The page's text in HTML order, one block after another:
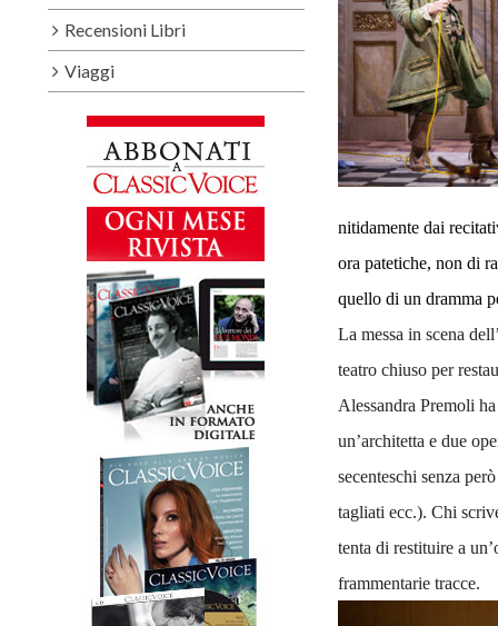
nitidamente dai
ora patetiche, non di
quello di un dramma
La messa in scena
teatro chiuso per
Alessandra Premoli
un’architetta e due
secenteschi senza
tagliati ecc.). Chi
tenta di restituire a
frammentarie tracce.
Recensioni Libri
Viaggi